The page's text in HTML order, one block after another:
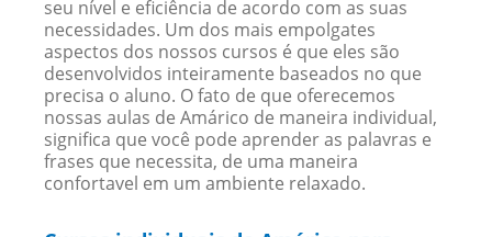
seu nível e eficiência de acordo com as suas
necessidades. Um dos mais empolgates
aspectos dos nossos cursos é que eles são
desenvolvidos inteiramente baseados no que
precisa o aluno. O fato de que oferecemos
nossas aulas de Amárico de maneira individual,
significa que você pode aprender as palavras e
frases que necessita, de uma maneira
confortavel em um ambiente relaxado.